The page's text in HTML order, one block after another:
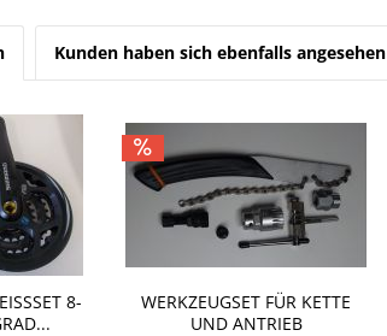
Kunden haben sich ebenfalls angesehen
8-F
WERKZEUGSET FÜR KETTE
UND ANTRIEB